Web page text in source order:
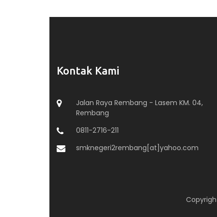
Kontak Kami
Jalan Raya Rembang - Lasem KM. 04,
Rembang
0811-2716-211
smknegeri2rembang[at]yahoo.com